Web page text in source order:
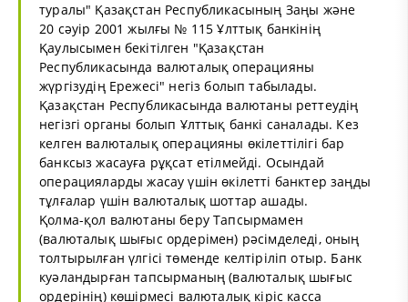
туралы" Қазақстан Республикасының Заңы және
20 сәуір 2001 жылғы № 115 Ұлттық банкінің
Қаулысымен бекітілген "Қазақстан
Республикасында валюталық операцияны
жүргізудің Ережесі" негіз болып табылады.
Қазақстан Республикасында валютаны реттеудің
негізгі органы болып Ұлттық банкі саналады. Кез
келген валюталық операцияны өкілеттілігі бар
банксыз жасауға рұқсат етілмейді. Осындай
операцияларды жасау үшін өкілетті банктер заңды
тұлғалар үшін валюталық шоттар ашады.
Қолма-қол валютаны беру Тапсырмамен
(валюталық шығыс ордерімен) рәсімделеді, оның
толтырылған үлгісі төменде келтіріліп отыр. Банк
куәландырған тапсырманың (валюталық шығыс
ордерінің) көшірмесі валюталық кіріс касса